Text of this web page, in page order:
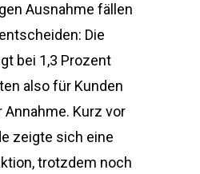
Ausnahme fällen
Die
bei 1,3 Prozent
also für Kunden
Annahme. Kurz vor
zeigte sich eine
trotzdem noch